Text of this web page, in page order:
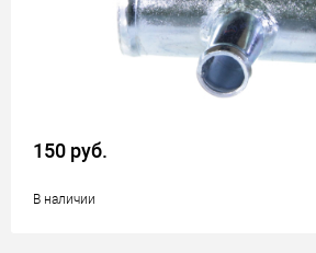
150 руб.
В наличии